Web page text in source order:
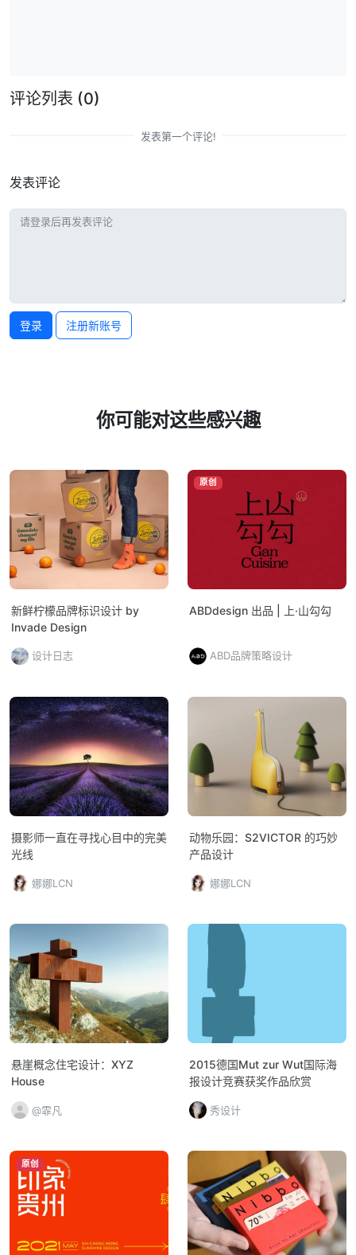
评论列表 (0)
发表第一个评论!
发表评论
登录 注册新账号
你可能对这些感兴趣
新鲜柠檬品牌标识设计 by
Invade Design
设计日志
原创
ABDdesign 出品 | 上·山勾勾
ABD品牌策略设计
摄影师一直在寻找心目中的完美
光线
娜娜LCN
动物乐园：S2VICTOR 的巧妙
产品设计
娜娜LCN
悬崖概念住宅设计：XYZ
House
@霏凡
2015德国Mut zur Wut国际海
报设计竞赛获奖作品欣赏
秀设计
原创